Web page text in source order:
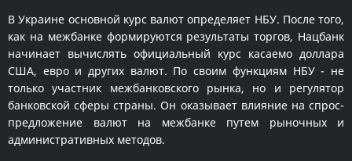
В Украине основной курс валют определяет НБУ. После того,
как на межбанке формируются результаты торгов, Нацбанк
начинает вычислять официальный курс касаемо доллара
США, евро и других валют. По своим функциям НБУ - не
только участник межбанковского рынка, но и регулятор
банковской сферы страны. Он оказывает влияние на спрос-
предложение валют на межбанке путем рыночных и
административных методов.